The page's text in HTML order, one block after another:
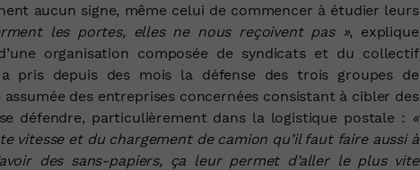
aucun signe, même celui de commencer à étudier leurs
les portes, elles ne nous reçoivent pas », explique
organisation composée de syndicats et du collectif
pris depuis des mois la défense des trois groupes de
des entreprises concernées consistant à cibler des
défendre, particulièrement dans la logistique postale : «
vitesse et du chargement de camion qu’il faut faire aussi à
des sans-papiers, ça leur permet d’aller le plus vite